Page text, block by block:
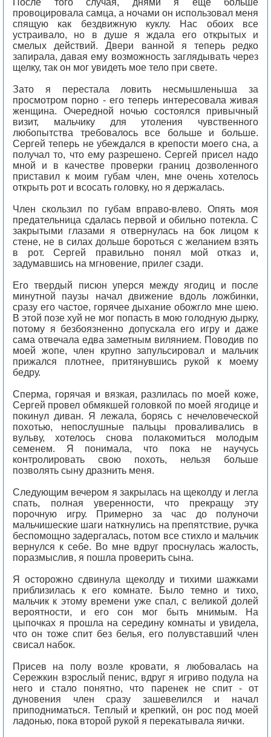
После того случая, днями я еще больше
провоцировала самца, а ночами он использовал меня
спящую как бездвижную куклу. Нас обоих все
устраивало, но в душе я ждала его открытых и
смелых действий. Двери ванной я теперь редко
запирала, давая ему возможность заглядывать через
щелку, так он мог увидеть мое тело при свете.
Зато я перестала ловить несмышленыша за
просмотром порно - его теперь интересовала живая
женщина. Очередной ночью состоялся привычный
визит, мальчику для утоления чувственного
любопытства требовалось все больше и больше.
Сергей теперь не убеждался в крепости моего сна, а
получал то, что ему разрешено. Сергей присел надо
мной и в качестве проверки границ дозволенного
приставил к моим губам член, мне очень хотелось
открыть рот и всосать головку, но я держалась.
Член скользил по губам вправо-влево. Опять моя
предательница сдалась первой и обильно потекла. С
закрытыми глазами я отвернулась на бок лицом к
стене, не в силах дольше бороться с желанием взять
в рот. Сергей правильно понял мой отказ и,
задумавшись на мгновение, прилег сзади.
Его твердый писюн уперся между ягодиц и после
минутной паузы начал движение вдоль ложбинки,
сразу его частое, горячее дыхание обожгло мне шею.
В этой позе хуй не мог попасть в мою голодную дырку,
потому я безбоязненно допускала его игру и даже
сама отвечала едва заметным вилянием. Поводив по
моей жопе, член крупно запульсировал и мальчик
прижался плотнее, притянувшись рукой к моему
бедру.
Сперма, горячая и вязкая, разлилась по моей коже,
Сергей провел обмякшей головкой по моей ягодице и
покинул диван. Я лежала, борясь с нечеловеческой
похотью, непослушные пальцы проваливались в
вульву, хотелось снова полакомиться молодым
семенем. Я понимала, что пока не научусь
контролировать свою похоть, нельзя больше
позволять сыну дразнить меня.
Следующим вечером я закрылась на щеколду и легла
спать, полная уверенности, что прекращу эту
порочную игру. Примерно за час до полуночи
мальчишеские шаги наткнулись на препятствие, ручка
беспомощно задергалась, потом все стихло и мальчик
вернулся к себе. Во мне вдруг проснулась жалость,
поразмыслив, я пошла проверить сына.
Я осторожно сдвинула щеколду и тихими шажками
приблизилась к его комнате. Было темно и тихо,
мальчик к этому времени уже спал, с великой долей
вероятности, и его сон мог быть мнимым. На
цыпочках я прошла на середину комнаты и увидела,
что он тоже спит без белья, его полувставший член
свисал набок.
Присев на полу возле кровати, я любовалась на
Сережкин взрослый пенис, вдруг я игриво подула на
него и стало понятно, что паренек не спит - от
дуновения член сразу зашевелился и начал
приподниматься. Теплый и крепкий, он рос под моей
ладонью, пока второй рукой я перекатывала яички.